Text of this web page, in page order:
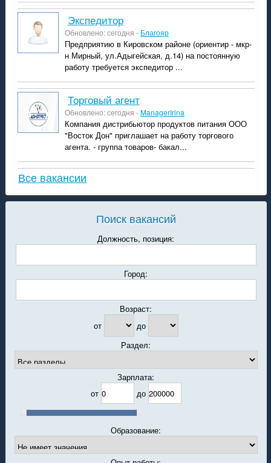
экспедитор
Обновлено: сегодня - Благояр
Предприятию в Кировском районе (ориентир - мкр-
н Мирный, ул.Адыгейская, д.14) на постоянную
работу требуется экспедитор ...
Торговый агент
Обновлено: сегодня -ManagerIrina
Компания дистрибьютор продуктов питания ООО
"Восток Дон" приглашает на работу торгового
агента. - группа товаров- бакал...
Все вакансии
Поиск вакансий
Должность, позиция:
Город:
Возраст:
от
до
Раздел:
Зарплата:
от
до
Образование: